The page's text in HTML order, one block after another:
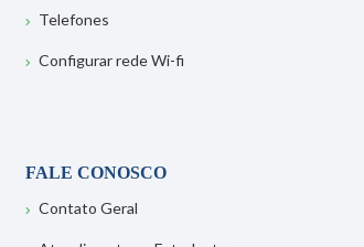
Telefones
Configurar rede Wi-fi
FALE CONOSCO
Contato Geral